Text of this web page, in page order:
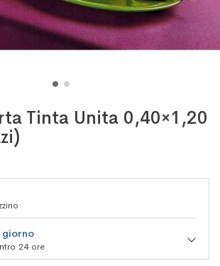
Tinta Unita 0,40×1,20
giorno
24 ore